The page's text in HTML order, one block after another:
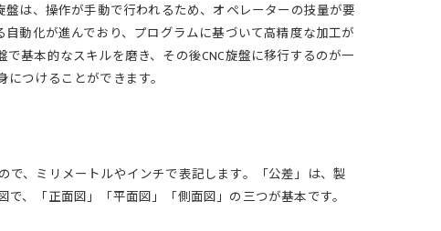
は、操作が手動で行われるため、オペレーターの技量が要
動化が進んでおり、プログラムに基づいて高精度な加工が
基本的なスキルを磨き、その後CNC旋盤に移行するのが一
つけることができます。
、ミリメートルやインチで表記します。「公差」は、製
、「正面図」「平面図」「側面図」の三つが基本です。